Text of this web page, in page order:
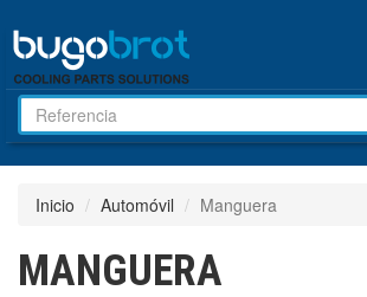
Inicio Automóvil Manguera
MANGUERA